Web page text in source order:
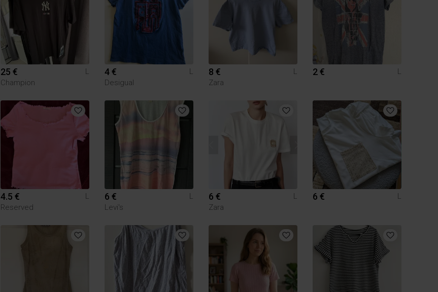
25 €
L
Champion
4 €
L
Desigual
8 €
L
Zara
2 € L
4.5 €
L
Reserved
6 €
L
Levi's
6 €
L
Zara
6 € L